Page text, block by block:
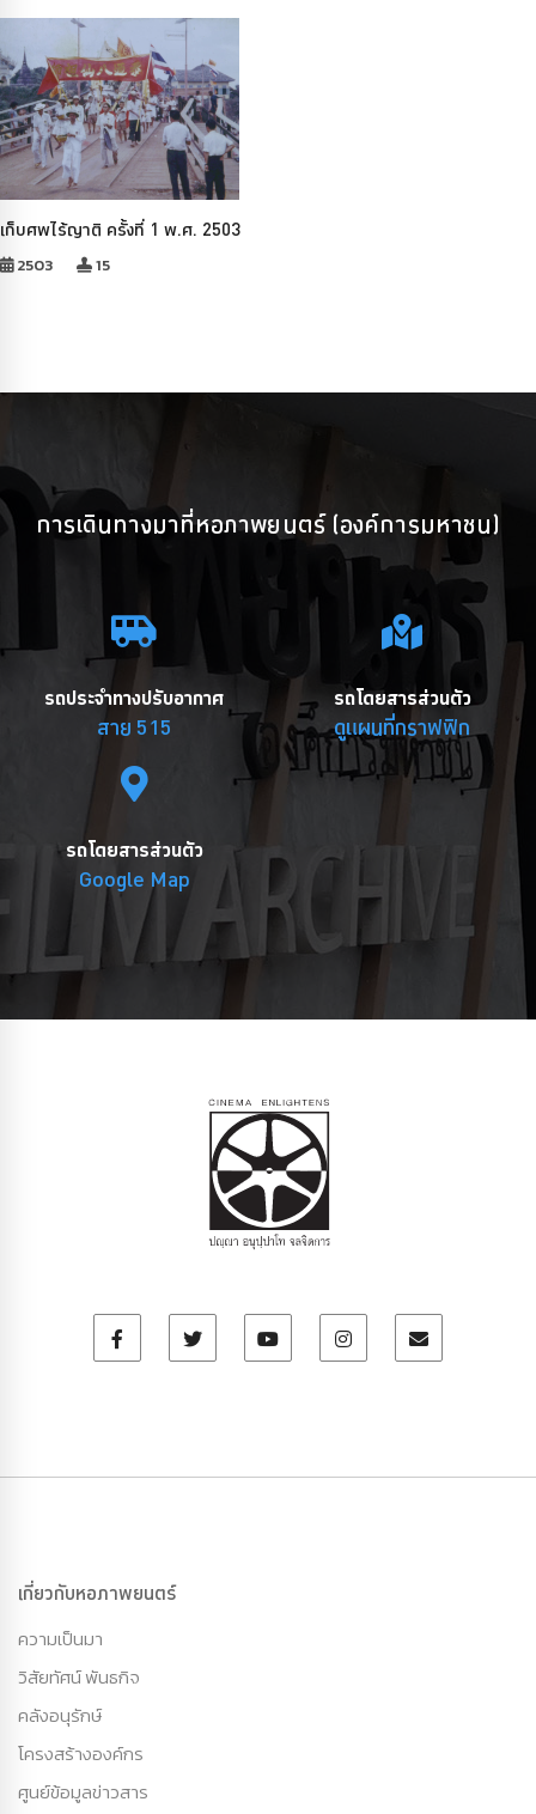
เก็บศพไร้ญาติ ครั้งที่ 1 พ.ศ. 2503
2503 15
การเดินทางมาที่หอภาพยนตร์ (องค์การมหาชน)
รถประจำทางปรับอากาศ
สาย 515
รถโดยสารส่วนตัว
ดูแผนที่กราฟฟิก
รถโดยสารส่วนตัว
Google Map
เกี่ยวกับหอภาพยนตร์
ความเป็นมา
วิสัยทัศน์ พันธกิจ
คลังอนุรักษ์
โครงสร้างองค์กร
ศูนย์ข้อมูลข่าวสาร